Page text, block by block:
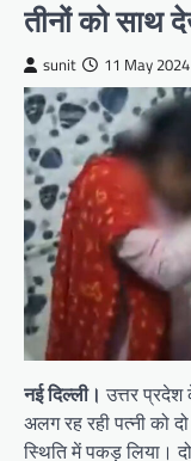
तीनों को साथ
sunit 11 May 2024
नई दिल्ली। उत्तर
अलग रह रही पत्नी को
स्थिति में पकड़ लिया।